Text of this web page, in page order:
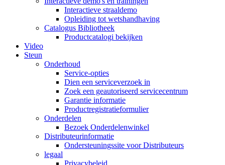
Interactieve straaldemo
Opleiding tot wetshandhaving
Catalogus Bibliotheek
Productcatalogi bekijken
Video
Steun
Onderhoud
Service-opties
Dien een serviceverzoek in
Zoek een geautoriseerd servicecentrum
Garantie informatie
Productregistratieformulier
Onderdelen
Bezoek Onderdelenwinkel
Distributeurinformatie
Ondersteuningssite voor Distributeurs
legaal